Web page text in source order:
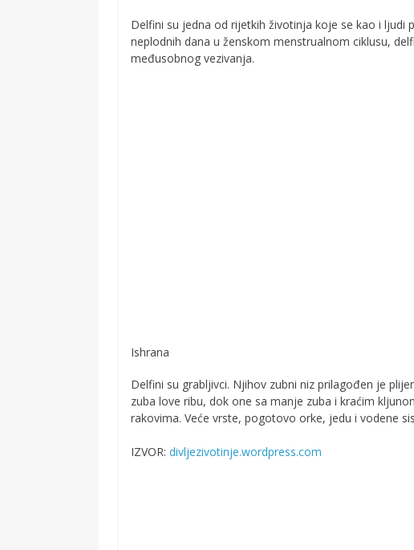
Delfini su jedna od rijetkih životinja koje se kao i ljudi
neplodnih dana u ženskom menstrualnom ciklusu,
međusobnog vezivanja.
Ishrana
Delfini su grabljivci. Njihov zubni niz prilagođen je
zuba love ribu, dok one sa manje zuba i kraćim
rakovima. Veće vrste, pogotovo orke, jedu i vodene
IZVOR:divljezivotinje.wordpress.com